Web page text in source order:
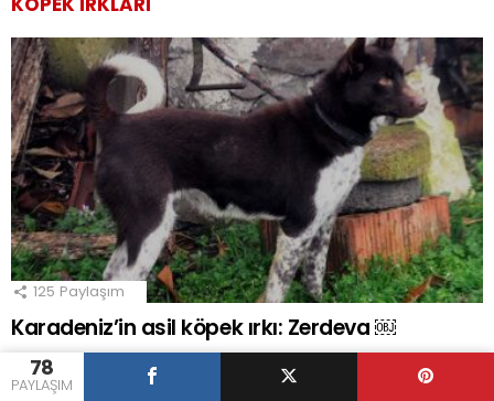
78
PAYLAŞIM
125 Paylaşım
Karadeniz’in asil köpek ırkı: Zerdeva ￼
2 Temmuz 2022, 15:52